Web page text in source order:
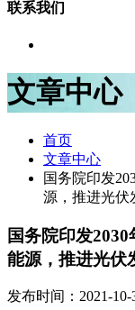
联系我们
文章中心
首页
文章中心
国务院印发
源，推进光伏
国务院印发
能源，推进光伏
发布时间：2021-